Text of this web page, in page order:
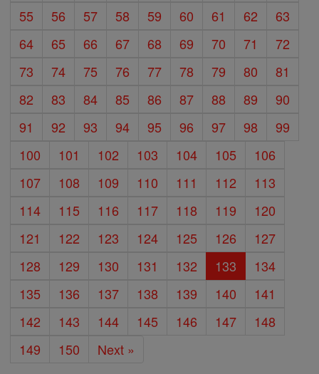
55
56 57 58 59 60 61 62
63
64
65 66 67 68 69 70 71
72
73
74 75 76 77 78 79 80
81
82
83 84 85 86 87 88 89
90
91
92 93 94 95 96 97 98
99
100
101 102 103 104 105
106
107
108 109 110 111 112
113
114
115 116 117 118 119
120
121
122 123 124 125 126
127
128
129 130 131 132 133
134
135
136 137 138 139 140
141
142
143 144 145 146 147
148
149
150 Next »